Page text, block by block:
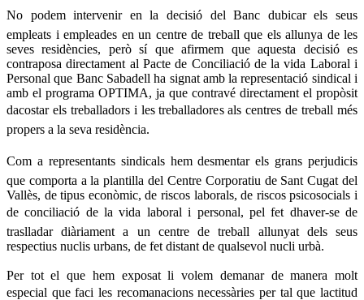
No podem intervenir en la decisió del Banc dubicar els seus
empleats i empleades en un centre de treball que els allunya de les
seves residències, però sí que afirmem que aquesta decisió es
contraposa directament al Pacte de Conciliació de la vida Laboral i
Personal que Banc Sabadell ha signat amb la representació sindical i
amb el programa OPTIMA, ja que contravé directament el propòsit
dacostar els treballadors i les treballadores als centres de treball més
propers a la seva residència.
Com a representants sindicals hem desmentar els grans perjudicis
que comporta a la plantilla del Centre Corporatiu de Sant Cugat del
Vallès, de tipus econòmic, de riscos laborals, de riscos psicosocials i
de conciliació de la vida laboral i personal, pel fet dhaver-se de
traslladar diàriament a un centre de treball allunyat dels seus
respectius nuclis urbans, de fet distant de qualsevol nucli urbà.
Per tot el que hem exposat li volem demanar de manera molt
especial que faci les recomanacions necessàries per tal que lactitud